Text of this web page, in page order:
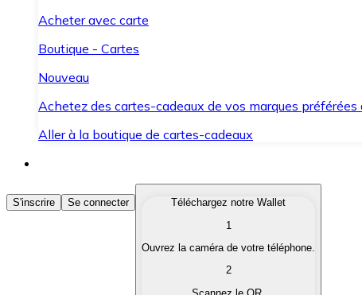
Acheter avec carte
Boutique - Cartes
Nouveau
Achetez des cartes-cadeaux de vos marques
Aller à la boutique de cartes-cadeaux
Acheter des Cryptomonnaies
Achetez les cryptomonnaies qui vous intéressent
Convertissez vos cryptomonnaies en monnaie
S'inscrire Se connecter
Téléchargez notre Wallet
1
Ouvrez la caméra de votre téléphone.
2